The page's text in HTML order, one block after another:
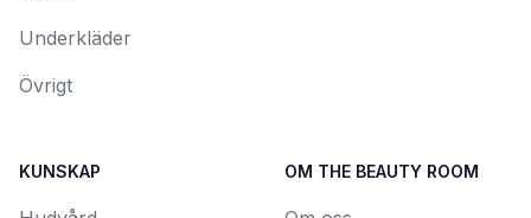
Underkläder
Övrigt
KUNSKAP OM THE BEAUTY ROOM